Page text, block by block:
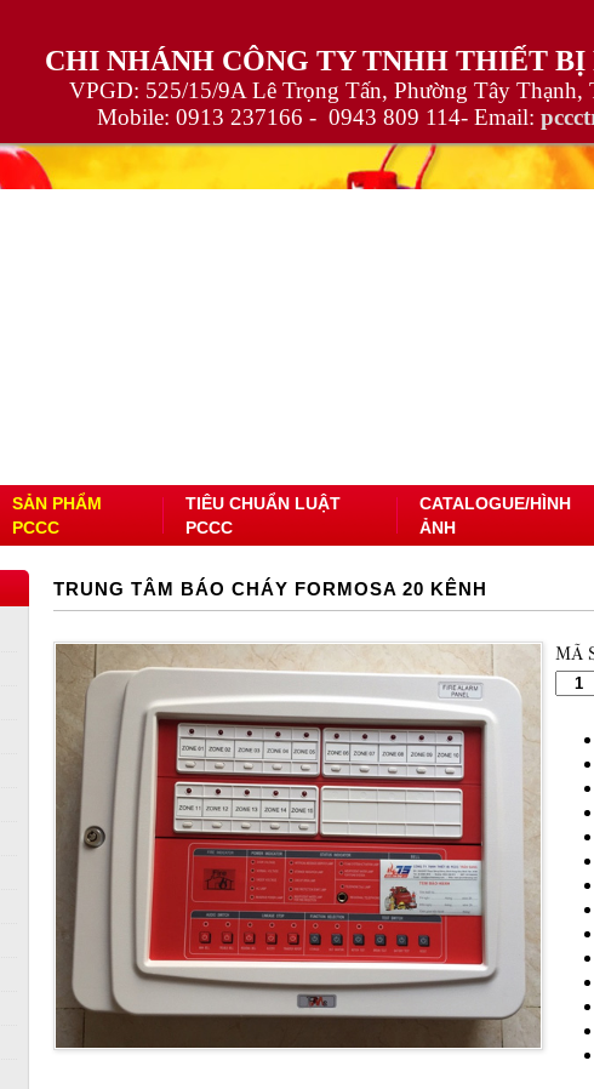
CHI NHÁNH CÔNG TY TNHH THIẾT BỊ
VPGD: 525/15/9A Lê Trọng Tấn, Phường Tây
Mobile: 0913 237166 - 0943 809 114- Email:
SẢN PHẨM
PCCC
TIÊU CHUẨN LUẬT
PCCC
CATALOGUE/HÌNH
ẢNH
TRUNG TÂM BÁO CHÁY FORMOSA 20 KÊNH
MÃ